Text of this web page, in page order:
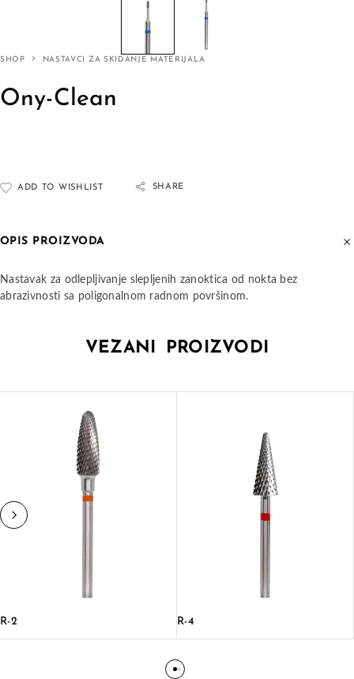
SHOP NASTAVCI ZA SKIDANJE MATERIJALA
Ony-Clean
ADD TO WISHLIST SHARE
OPIS PROIZVODA
Nastavak za odlepljivanje slepljenih zanoktica od nokta bez
abrazivnosti sa poligonalnom radnom površinom.
VEZANI PROIZVODI
R-2 R-4